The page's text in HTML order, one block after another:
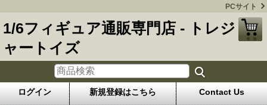
PCサイト
1/6フィギュア通販専門店 - トレジ
ャートイズ
ログイン 新規登録はこちら Contact Us